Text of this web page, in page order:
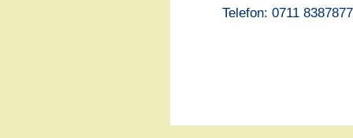
Telefon: 0711 8387877